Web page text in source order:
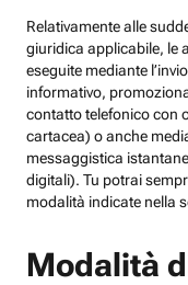
Relativamente alle
giuridica applicabile, le
eseguite mediante
informativo,
contatto telefonico con
cartacea) o anche
messaggistica
digitali). Tu potrai
modalità indicate nella
Modalità